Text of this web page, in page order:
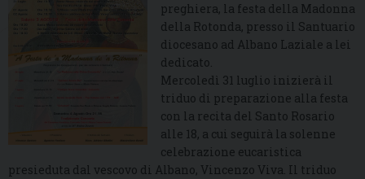
preghiera, la festa della Madonna
della Rotonda, presso il Santuario
diocesano ad Albano Laziale a lei
dedicato.
Mercoledì 31 luglio inizierà il
triduo di preparazione alla festa
con la recita del Santo Rosario
alle 18, a cui seguirà la solenne
celebrazione eucaristica
presieduta dal vescovo di Albano, Vincenzo Viva. Il triduo